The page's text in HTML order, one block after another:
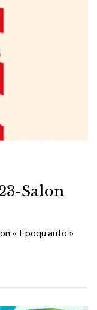
Salon
« Epoqu’auto »